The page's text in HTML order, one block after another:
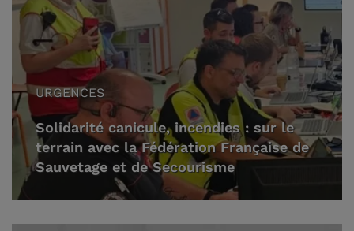
URGENCES
Solidarité canicule, incendies : sur le
terrain avec la Fédération Française de
Sauvetage et de Secourisme